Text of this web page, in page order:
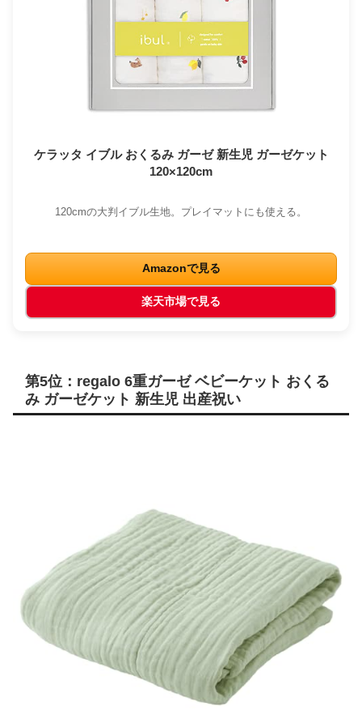
ケラッタ イブル おくるみ ガーゼ 新生児 ガーゼケット
120×120cm
120cmの大判イブル生地。プレイマットにも使える。
Amazonで見る
楽天市場で見る
第5位：regalo 6重ガーゼ ベビーケット おくる
み ガーゼケット 新生児 出産祝い